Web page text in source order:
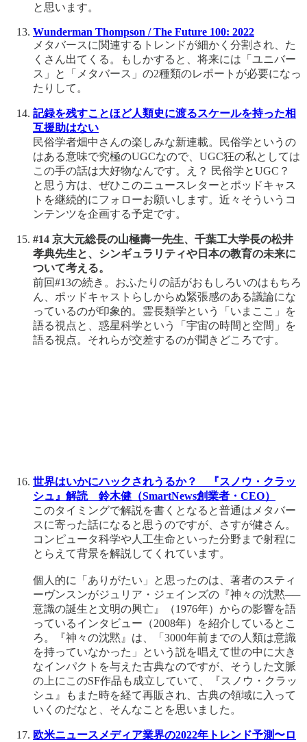
と思います。
Wunderman Thompson / The Future 100: 2022
メタバースに関連するトレンドが細かく分割され、た
くさん出てくる。もしかすると、将来には「ユニバー
ス」と「メタバース」の2種類のレポートが必要になっ
たりして。
記録を残すことほど人類史に渡るスケールを持った相
互援助はない
民俗学者畑中さんの楽しみな新連載。民俗学というの
はある意味で究極のUGCなので、UGC狂の私としては
この手の話は大好物なんです。え？ 民俗学とUGC？
と思う方は、ぜひこのニュースレターとポッドキャス
トを継続的にフォローお願いします。近々そういうコ
ンテンツを企画する予定です。
#14 京大元総長の山極壽一先生、千葉工大学長の松井
孝典先生と、シンギュラリティや日本の教育の未来に
ついて考える。
前回#13の続き。おふたりの話がおもしろいのはもちろ
ん、ポッドキャストらしからぬ緊張感のある議論にな
っているのが印象的。霊長類学という「いまここ」を
語る視点と、惑星科学という「宇宙の時間と空間」を
語る視点。それらが交差するのが聞きどころです。
世界はいかにハックされうるか？ 『スノウ・クラッ
シュ』解読 鈴木健（SmartNews創業者・CEO）
このタイミングで解説を書くとなると普通はメタバー
スに寄った話になると思うのですが、さすが健さん。
コンピュータ科学や人工生命といった分野まで射程に
とらえて背景を解説してくれています。
個人的に「ありがたい」と思ったのは、著者のスティ
ーヴンスンがジュリア・ジェインズの『神々の沈黙──
意識の誕生と文明の興亡』（1976年）からの影響を語
っているインタビュー（2008年）を紹介しているとこ
ろ。『神々の沈黙』は、「3000年前までの人類は意識
を持っていなかった」という説を唱えて世の中に大き
なインパクトを与えた古典なのですが、そうした文脈
の上にこのSF作品も成立していて、『スノウ・クラッ
シュ』もまた時を経て再販され、古典の領域に入って
いくのだなと、そんなことを思いました。
欧米ニュースメディア業界の2022年トレンド予測〜ロ